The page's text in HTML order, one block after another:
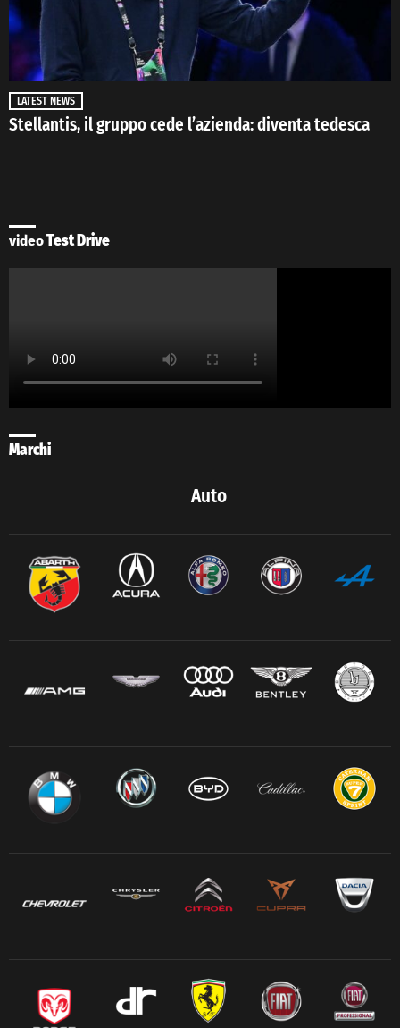
LATEST NEWS
Stellantis, il gruppo cede l’azienda: diventa tedesca
videoTest Drive
Marchi
Auto